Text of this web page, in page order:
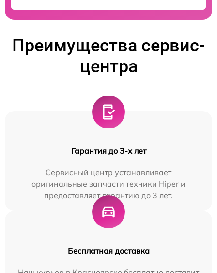
Преимущества сервис-
центра
Гарантия до 3-х лет
Сервисный центр устанавливает
оригинальные запчасти техники Hiper и
предоставляет гарантию до 3 лет.
Бесплатная доставка